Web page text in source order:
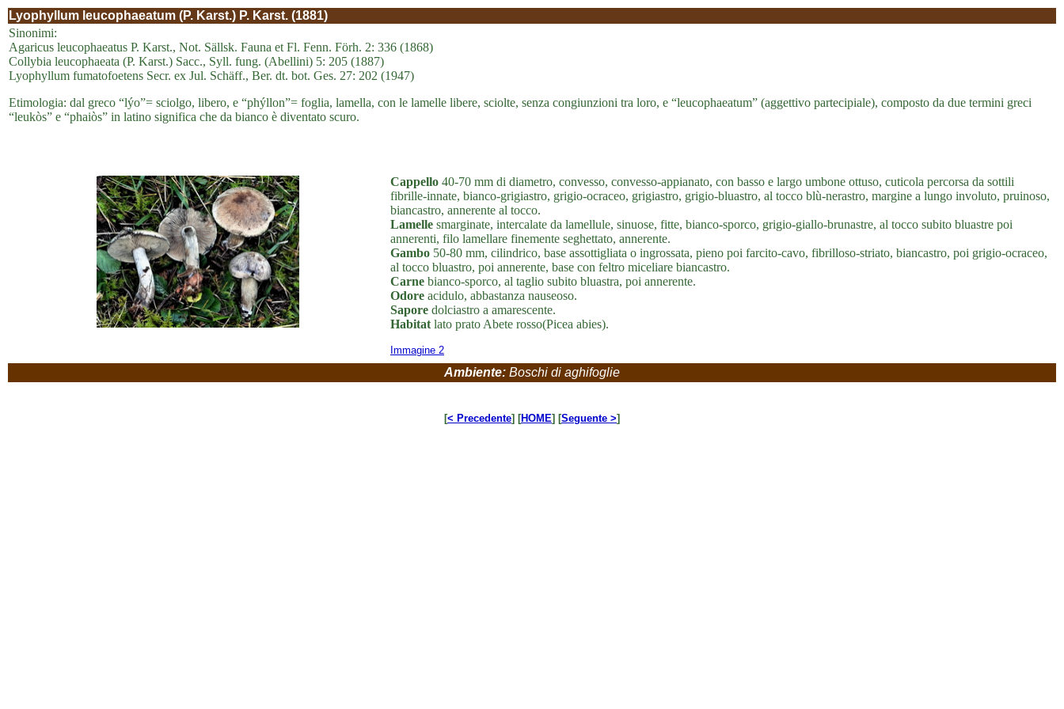
Lyophyllum leucophaeatum (P. Karst.) P. Karst. (1881)
Sinonimi:
Agaricus leucophaeatus P. Karst., Not. Sällsk. Fauna et Fl. Fenn. Förh. 2: 336 (1868)
Collybia leucophaeata (P. Karst.) Sacc., Syll. fung. (Abellini) 5: 205 (1887)
Lyophyllum fumatofoetens Secr. ex Jul. Schäff., Ber. dt. bot. Ges. 27: 202 (1947)
Etimologia: dal greco “lýo”= sciolgo, libero, e “phýllon”= foglia, lamella, con le lamelle libere, sciolte, senza congiunzioni tra loro, e “leucophaeatum” (aggettivo partecipiale), composto da due termini greci
“leukòs” e “phaiòs” in latino significa che da bianco è diventato scuro.
Cappello 40-70 mm di diametro, convesso, convesso-appianato, con basso e largo umbone ottuso, cuticola percorsa da sottili
fibrille-innate, bianco-grigiastro, grigio-ocraceo, grigiastro, grigio-bluastro, al tocco blù-nerastro, margine a lungo involuto, pruinoso,
biancastro, annerente al tocco.
Lamelle smarginate, intercalate da lamellule, sinuose, fitte, bianco-sporco, grigio-giallo-brunastre, al tocco subito bluastre poi
annerenti, filo lamellare finemente seghettato, annerente.
Gambo 50-80 mm, cilindrico, base assottigliata o ingrossata, pieno poi farcito-cavo, fibrilloso-striato, biancastro, poi grigio-ocraceo,
al tocco bluastro, poi annerente, base con feltro miceliare biancastro.
Carne bianco-sporco, al taglio subito bluastra, poi annerente.
Odore acidulo, abbastanza nauseoso.
Sapore dolciastro a amarescente.
Habitat lato prato Abete rosso(Picea abies).
Immagine 2
Ambiente: Boschi di aghifoglie
[< Precedente] [HOME] [Seguente >]